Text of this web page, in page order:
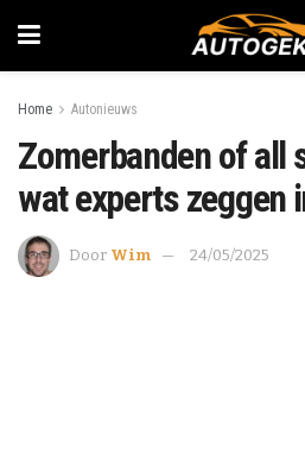
Home Autonieuws
Zomerbanden of all
wat experts zeggen
Door Wim 24/05/2025